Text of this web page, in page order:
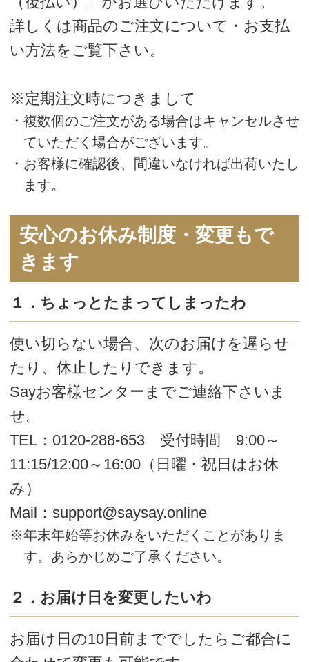
11:15/12:00～16:00（日曜・祝日はお休
み）
Mail：support@saysay.online
※年末年始等お休みをいただくことがありま
３．一緒に他の商品も届けてほしいわ
定期以外の商品を同梱して一緒にお届け
することも可能です。
インターネットまたはSayお客様センタ
ーでご注文下さいませ。
Say ホームページ：
https://www.saysay.co.jp/online_shop
Say お客様センター
11:15/12:00～16:00（日曜・祝日はお休
み）
Mail：support@saysay.online
※年末年始等お休みをいただくことがありま
す。あらかじめご了承ください。
ポイントとは
１．商品ご購入の際に会員ランクに応じ
て、商品金額の７％までポイント還
元いたします。
２．1ポイント＝1円で次回の購入から1ポ
イント単位でご利用いただけます。
※ポイントはご購入商品の税抜き金額を対象と
※書籍、特別価格品、教室予約のポイント還元
はございません。
※返品、キャンセルがあった場合は、ご返金の
後、ご購入時に付与されたポイントは取消さ
せていただきます。